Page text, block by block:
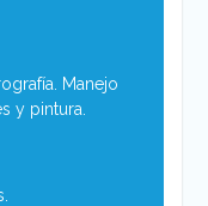
Manejo
y pintura.